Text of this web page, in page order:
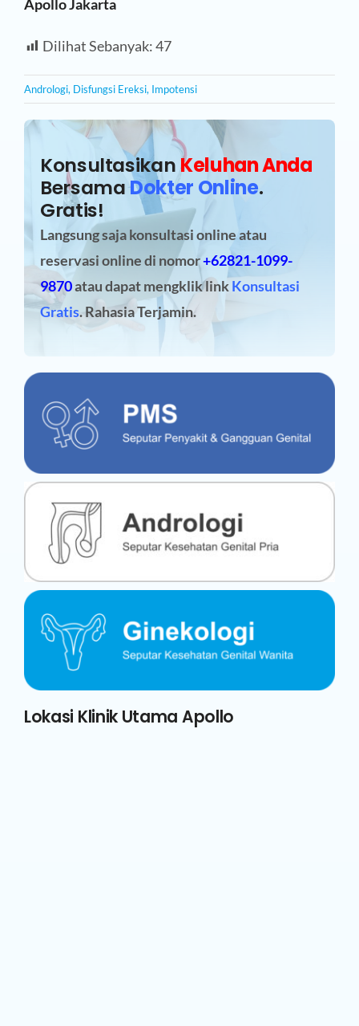
Apollo Jakarta
Dilihat Sebanyak:47
Andrologi, Disfungsi Ereksi, Impotensi
KonsultasikanKeluhan Anda
BersamaDokter Online.
Gratis!
Langsung saja konsultasi online atau
reservasi onlinedi nomor+62821-1099-
9870atau dapat mengklik linkKonsultasi
Gratis. Rahasia Terjamin.
Lokasi Klinik Utama Apollo